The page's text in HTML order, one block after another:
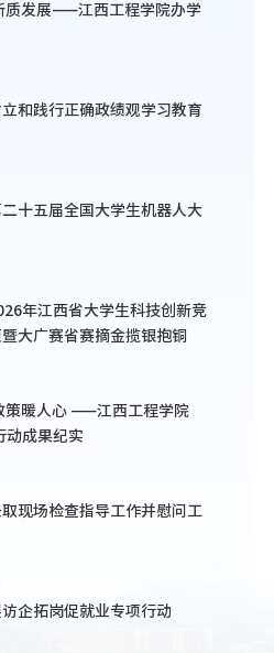
质发展——江西工程学院办学
和践行正确政绩观学习教育
二十五届全国大学生机器人大
年江西省大学生科技创新竞
大广赛省赛摘金揽银抱铜
策暖人心 ——江西工程学院
动成果纪实
现场检查指导工作并慰问工
企拓岗促就业专项行动